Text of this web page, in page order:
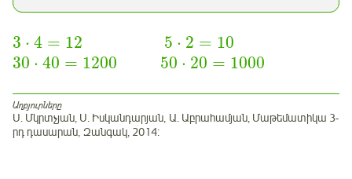
3 ⋅ 4 = 12 5 ⋅ 2 = 10
30 ⋅ 40 = 1200 50 ⋅ 20 = 1000
Աղբյուրները
Ս. Մկրտչյան, Ս. Իսկանդարյան, Ա. Աբրահամյան, Մաթեմատիկա 3-
րդ դասարան, Զանգակ, 2014: